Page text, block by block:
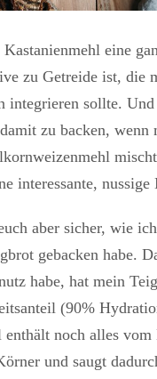
eine
zu Getreide ist, die
integrieren sollte.
zu backen, wenn
interessante, nussige
aber sicher, wie
gebacken habe.
habe, hat mein
(90%
noch alles vom
und saugt